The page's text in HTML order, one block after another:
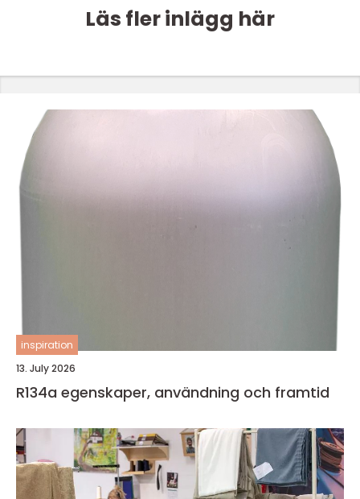
Läs fler inlägg här
inspiration
13. July 2026
R134a egenskaper, användning och framtid